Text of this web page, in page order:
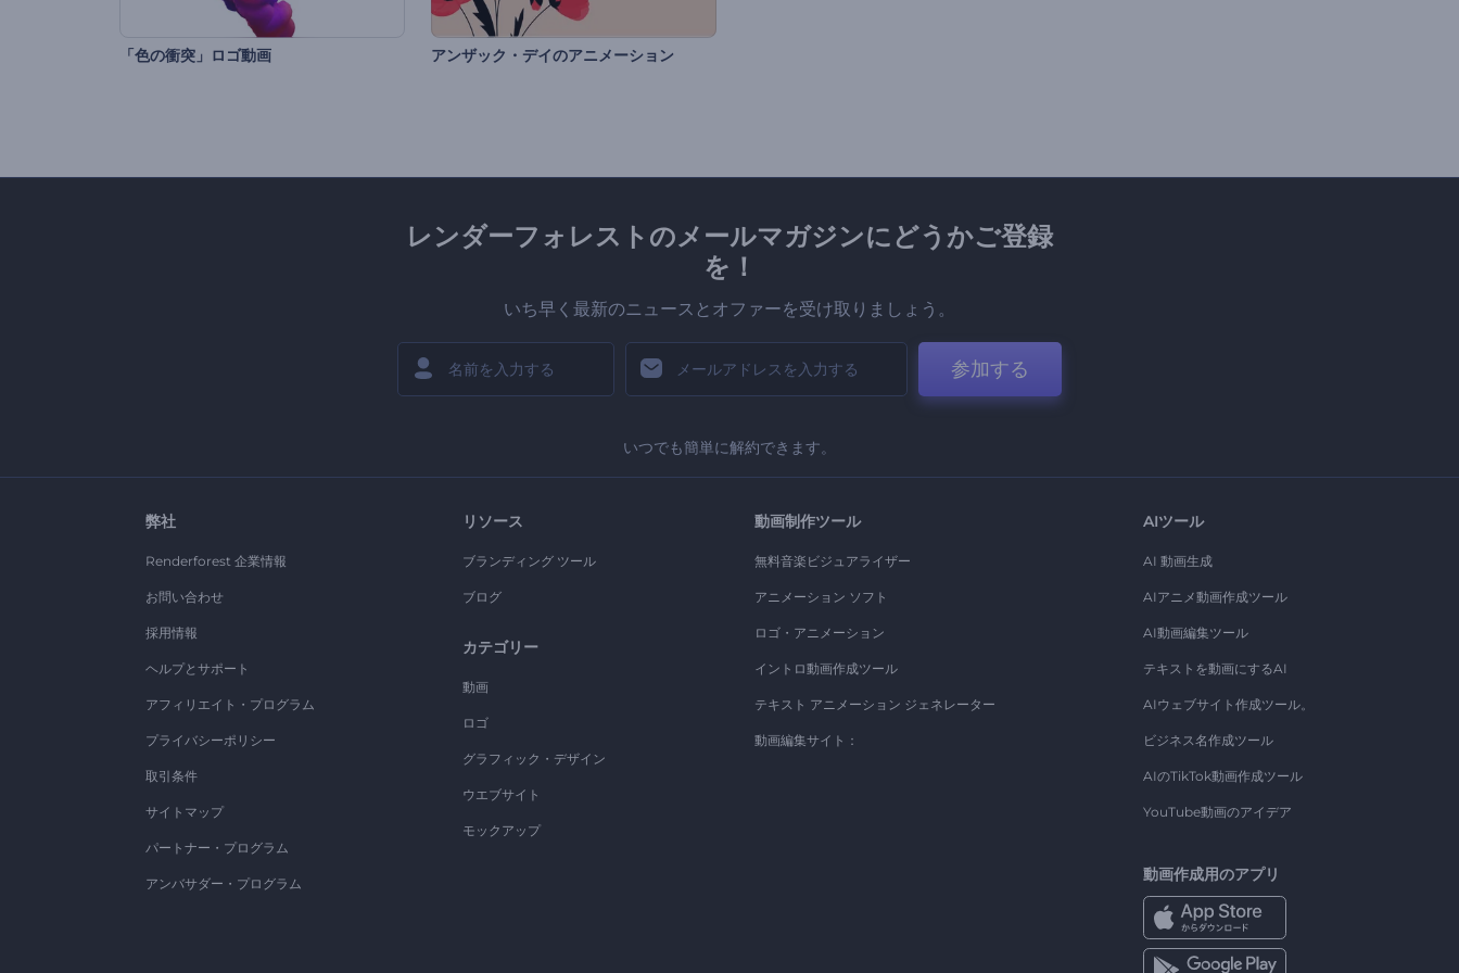
「色の衝突」ロゴ動画 アンザック・デイのアニメーション
レンダーフォレストのメールマガジンにどうかご登録
を！
いち早く最新のニュースとオファーを受け取りましょう。
参加する
いつでも簡単に解約できます。
弊社
Renderforest 企業情報
お問い合わせ
採用情報
ヘルプとサポート
アフィリエイト・プログラム
プライバシーポリシー
取引条件
サイトマップ
パートナー・プログラム
アンバサダー・プログラム
リソース
ブランディング ツール
ブログ
カテゴリー
動画
ロゴ
グラフィック・デザイン
ウエブサイト
モックアップ
動画制作ツール
無料音楽ビジュアライザー
アニメーション ソフト
ロゴ・アニメーション
イントロ動画作成ツール
テキスト アニメーション ジェネレーター
動画編集サイト：
AIツール
AI 動画生成
AIアニメ動画作成ツール
AI動画編集ツール
テキストを動画にするAI
AIウェブサイト作成ツール。
ビジネス名作成ツール
AIのTikTok動画作成ツール
YouTube動画のアイデア
動画作成用のアプリ